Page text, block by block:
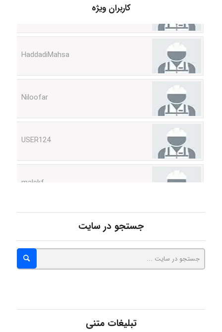
کاربران ویژه
جستجو در سایت
تبلیغات متنی